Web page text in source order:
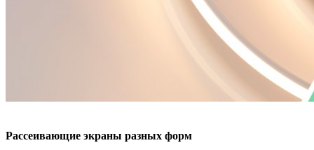
Рассеивающие экраны разных форм